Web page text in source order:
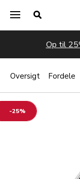
Op til
-25%
Oversigt Fordele